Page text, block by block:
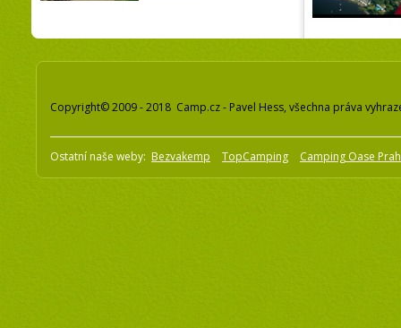
Copyright© 2009 - 2018 Camp.cz - Pavel Hess, všechna práva
Ostatní naše weby: Bezvakemp TopCamping Camping Oase